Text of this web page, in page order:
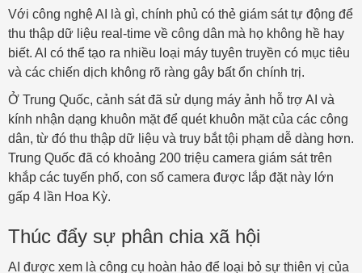
Với công nghệ AI là gì, chính phủ có thẻ giám sát tự động để
thu thập dữ liệu real-time về công dân mà họ không hề hay
biết. AI có thể tạo ra nhiều loại máy tuyên truyền có mục tiêu
và các chiến dịch không rõ ràng gây bất ổn chính trị.
Ở Trung Quốc, cảnh sát đã sử dụng máy ảnh hỗ trợ AI và
kính nhận dạng khuôn mặt để quét khuôn mặt của các công
dân, từ đó thu thập dữ liệu và truy bắt tội phạm dễ dàng hơn.
Trung Quốc đã có khoảng 200 triệu camera giám sát trên
khắp các tuyến phố, con số camera được lắp đặt này lớn
gấp 4 lần Hoa Kỳ.
Thúc đẩy sự phân chia xã hội
AI được xem là công cụ hoàn hảo để loại bỏ sự thiên vị của